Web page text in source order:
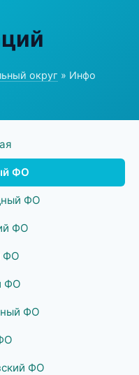
округ » Инфо
ФО
ФО
ФО
ФО
ФО
ФО
ФО